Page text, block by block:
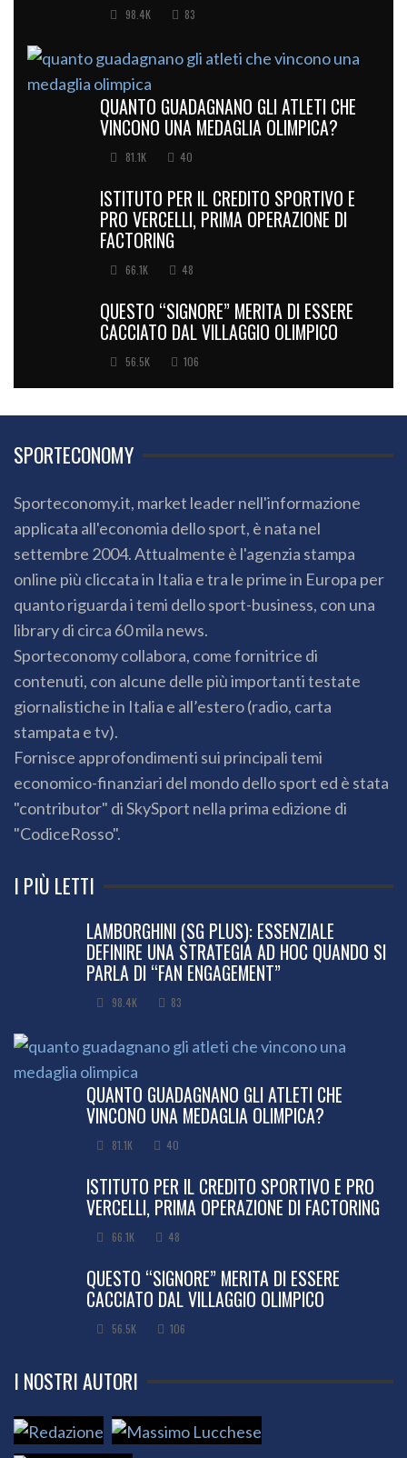
98.4K 83
QUANTO GUADAGNANO GLI ATLETI CHE
VINCONO UNA MEDAGLIA OLIMPICA?
81.1K 40
ISTITUTO PER IL CREDITO SPORTIVO E
PRO VERCELLI, PRIMA OPERAZIONE DI
FACTORING
66.1K 48
QUESTO “SIGNORE” MERITA DI ESSERE
CACCIATO DAL VILLAGGIO OLIMPICO
56.5K 106
SPORTECONOMY
Sporteconomy.it, market leader nell'informazione
applicata all'economia dello sport, è nata nel
settembre 2004. Attualmente è l'agenzia stampa
online più cliccata in Italia e tra le prime in Europa per
quanto riguarda i temi dello sport-business, con una
library di circa 60 mila news.
Sporteconomy collabora, come fornitrice di
contenuti, con alcune delle più importanti testate
giornalistiche in Italia e all’estero (radio, carta
stampata e tv).
Fornisce approfondimenti sui principali temi
economico-finanziari del mondo dello sport ed è stata
"contributor" di SkySport nella prima edizione di
"CodiceRosso".
I PIÙ LETTI
LAMBORGHINI (SG PLUS): ESSENZIALE
DEFINIRE UNA STRATEGIA AD HOC QUANDO SI
PARLA DI “FAN ENGAGEMENT”
98.4K 83
QUANTO GUADAGNANO GLI ATLETI CHE
VINCONO UNA MEDAGLIA OLIMPICA?
81.1K 40
ISTITUTO PER IL CREDITO SPORTIVO E PRO
VERCELLI, PRIMA OPERAZIONE DI FACTORING
66.1K 48
QUESTO “SIGNORE” MERITA DI ESSERE
CACCIATO DAL VILLAGGIO OLIMPICO
56.5K 106
I NOSTRI AUTORI